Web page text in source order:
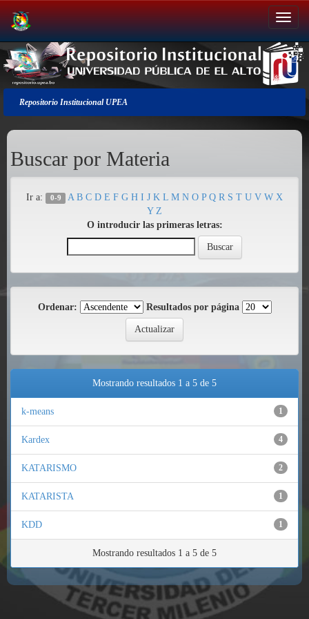
Salir
de
la
navegación
Repositorio Institucional UPEA
Buscar por Materia
Ir a: 0-9 A B C D E F G H I J K L M N O P Q R S T U V W X
Y Z
O introducir las primeras letras:
Ordenar: Resultados por página
Mostrando resultados 1 a 5 de 5
k-means 1
Kardex 4
KATARISMO 2
KATARISTA 1
KDD 1
Mostrando resultados 1 a 5 de 5